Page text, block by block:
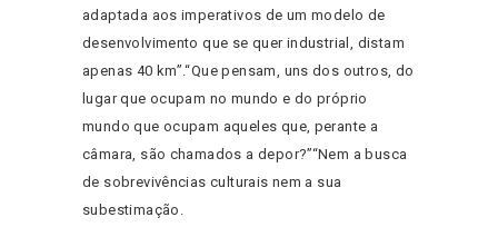
adaptada aos imperativos de um modelo de
desenvolvimento que se quer industrial, distam
apenas 40 km”.“Que pensam, uns dos outros, do
lugar que ocupam no mundo e do próprio
mundo que ocupam aqueles que, perante a
câmara, são chamados a depor?”“Nem a busca
de sobrevivências culturais nem a sua
subestimação.